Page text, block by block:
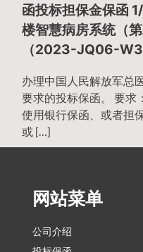
函投标担保金保函
楼智慧病房系统（第
（2023-JQ06-
办理中国人民解放军总
要求的投标保函。 要求
使用银行保函、或者担
或 […]
网站菜单
公司介绍